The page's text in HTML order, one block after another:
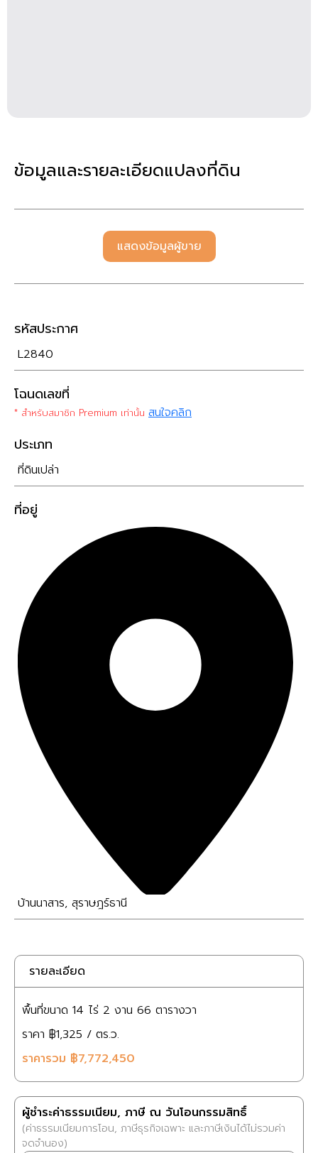
ข้อมูลและรายละเอียดแปลงที่ดิน
แสดงข้อมูลผู้ขาย
รหัสประกาศ
L2840
โฉนดเลขที่
* สำหรับสมาชิก Premium เท่านั้น สนใจคลิก
ประเภท
ที่ดินเปล่า
ที่อยู่
บ้านนาสาร, สุราษฎร์ธานี
รายละเอียด
พื้นที่ขนาด 14 ไร่ 2 งาน 66 ตารางวา
ราคา ฿1,325 / ตร.ว.
ราคารวม ฿7,772,450
ผู้ชำระค่าธรรมเนียม, ภาษี ณ วันโอนกรรมสิทธิ์
(ค่าธรรมเนียมการโอน, ภาษีธุรกิจเฉพาะ และภาษีเงินได้ไม่รวมค่า
จดจำนอง)